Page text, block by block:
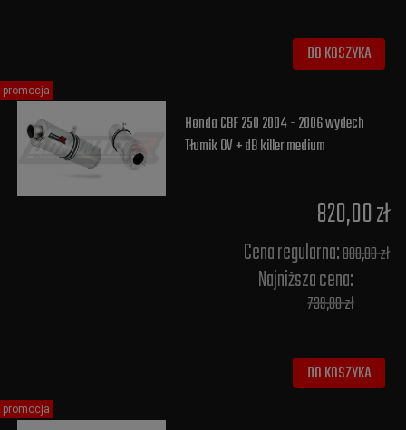
DO KOSZYKA
Honda CBF 250 2004 - 2006 wydech
Tłumik OV + dB killer medium
820,00 zł
Cena regularna:880,00 zł
Najniższa cena:
739,00 zł
DO KOSZYKA
promocja
promocja